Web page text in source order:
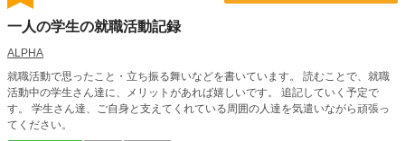
一人の学生の就職活動記録
ALPHA
就職活動で思ったこと・立ち振る舞いなどを書いています。 読むことで、就職
活動中の学生さん達に、メリットがあれば嬉しいです。 追記していく予定で
す。 学生さん達、ご自身と支えてくれている周囲の人達を気遣いながら頑張っ
てください。